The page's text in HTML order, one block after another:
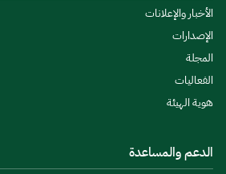
الأخبار والإعلانات
الإصدارات
المجلة
الفعاليات
هوية الهيئة
الدعم والمساعدة